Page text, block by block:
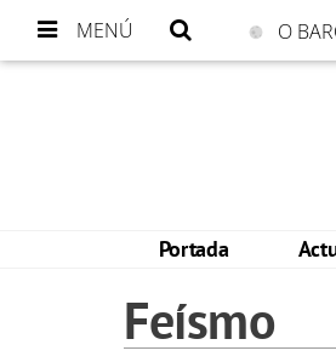
MENÚ O
Portada
Feísmo